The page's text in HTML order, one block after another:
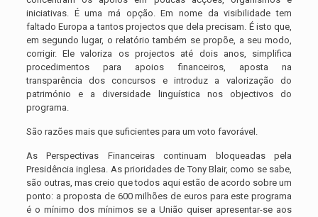
iniciativas. É uma má opção. Em nome da visibilidade tem
faltado Europa a tantos projectos que dela precisam. É isto que,
em segundo lugar, o relatório também se propõe, a seu modo,
corrigir. Ele valoriza os projectos até dois anos, simplifica
procedimentos para apoios financeiros, aposta na
transparência dos concursos e introduz a valorização do
património e a diversidade linguística nos objectivos do
programa.
São razões mais que suficientes para um voto favorável.
As Perspectivas Financeiras continuam bloqueadas pela
Presidência inglesa. As prioridades de Tony Blair, como se sabe,
são outras, mas creio que todos aqui estão de acordo sobre um
ponto: a proposta de 600 milhões de euros para este programa
é o mínimo dos mínimos se a União quiser apresentar-se aos